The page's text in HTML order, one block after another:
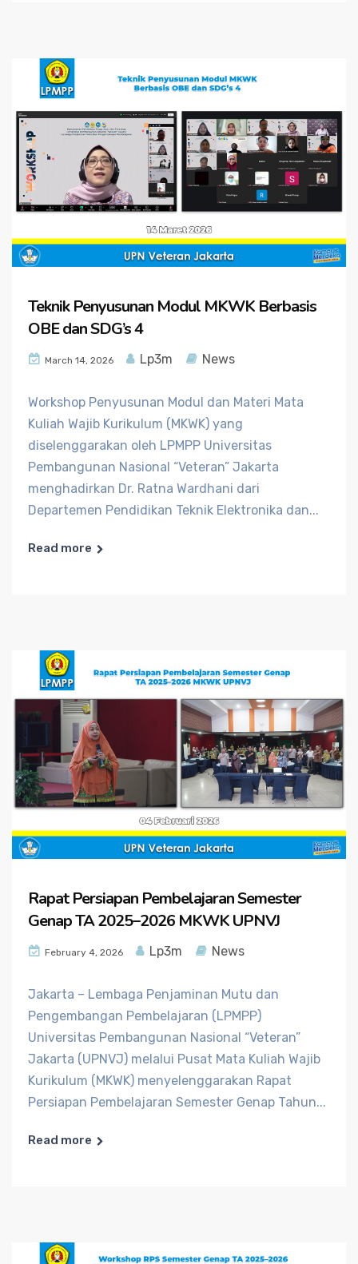
Teknik Penyusunan Modul MKWK Berbasis
OBE dan SDG’s 4
March 14, 2026 Lp3m News
Workshop Penyusunan Modul dan Materi Mata
Kuliah Wajib Kurikulum (MKWK) yang
diselenggarakan oleh LPMPP Universitas
Pembangunan Nasional “Veteran” Jakarta
menghadirkan Dr. Ratna Wardhani dari
Departemen Pendidikan Teknik Elektronika dan...
Read more
Rapat Persiapan Pembelajaran Semester
Genap TA 2025–2026 MKWK UPNVJ
February 4, 2026 Lp3m News
Jakarta – Lembaga Penjaminan Mutu dan
Pengembangan Pembelajaran (LPMPP)
Universitas Pembangunan Nasional “Veteran”
Jakarta (UPNVJ) melalui Pusat Mata Kuliah Wajib
Kurikulum (MKWK) menyelenggarakan Rapat
Persiapan Pembelajaran Semester Genap Tahun...
Read more